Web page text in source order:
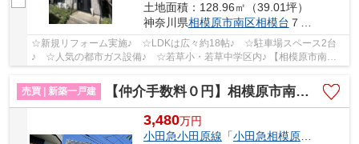
土地面積：128.96㎡（39.01坪）
神奈川県相模原市南区相模台 ７丁目
☆新規リフォーム実施♪ ☆LDKは広々約18帖♪ ☆駐車場スペース2台
♪ ☆人気の都市ガス設備♪ ☆若草小・若草中学区内♪ 【相模原市南区
売買 | 新築一戸建
【仲介手数料０円】相模原市南区相模台4丁目5期 新築一戸建て
3,480万円
小田急小田原線 「小田急相模原」駅 徒歩